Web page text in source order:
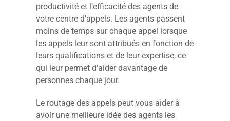
productivité et l’efficacité des agents de
votre centre d’appels. Les agents passent
moins de temps sur chaque appel lorsque
les appels leur sont attribués en fonction de
leurs qualifications et de leur expertise, ce
qui leur permet d’aider davantage de
personnes chaque jour.
Le routage des appels peut vous aider à
avoir une meilleure idée des agents les